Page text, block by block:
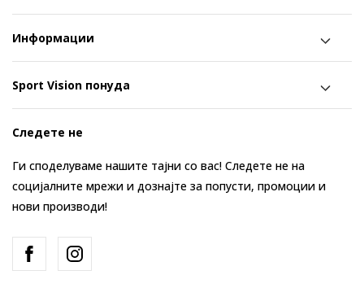
Информации
Sport Vision понуда
Следете не
Ги споделуваме нашите тајни со вас! Следете не на
социјалните мрежи и дознајте за попусти, промоции и
нови производи!